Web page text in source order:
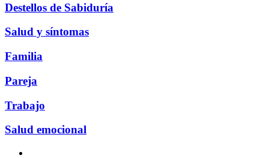
Destellos de Sabiduría
Salud y síntomas
Familia
Pareja
Trabajo
Salud emocional